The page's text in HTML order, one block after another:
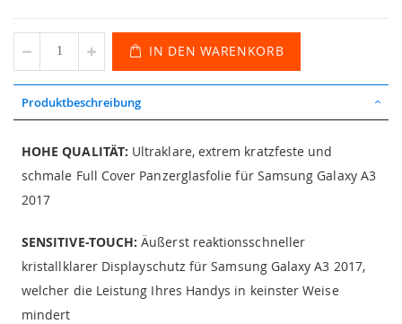
IN DEN WARENKORB
Produktbeschreibung
HOHE QUALITÄT: Ultraklare, extrem kratzfeste und
schmale Full Cover Panzerglasfolie für Samsung Galaxy A3
2017
SENSITIVE-TOUCH: Äußerst reaktionsschneller
kristallklarer Displayschutz für Samsung Galaxy A3 2017,
welcher die Leistung Ihres Handys in keinster Weise
mindert